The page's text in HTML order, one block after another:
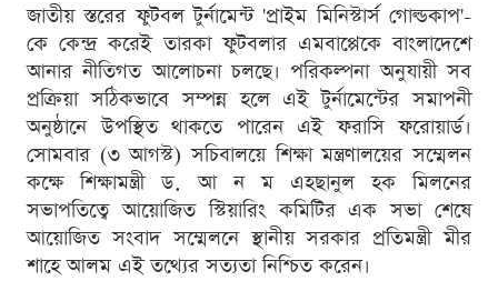
জাতীয় স্তরের ফুটবল টুর্নামেন্ট 'প্রাইম মিনিস্টার্স গোল্ডকাপ'-
কে কেন্দ্র করেই তারকা ফুটবলার এমবাপ্পেকে বাংলাদেশে
আনার নীতিগত আলোচনা চলছে। পরিকল্পনা অনুযায়ী সব
প্রক্রিয়া সঠিকভাবে সম্পন্ন হলে এই টুর্নামেন্টের সমাপনী
অনুষ্ঠানে উপস্থিত থাকতে পারেন এই ফরাসি ফরোয়ার্ড।
সোমবার (৩ আগস্ট) সচিবালয়ে শিক্ষা মন্ত্রণালয়ের সম্মেলন
কক্ষে শিক্ষামন্ত্রী ড. আ ন ম এহছানুল হক মিলনের
সভাপতিত্বে আয়োজিত স্টিয়ারিং কমিটির এক সভা শেষে
আয়োজিত সংবাদ সম্মেলনে স্থানীয় সরকার প্রতিমন্ত্রী মীর
শাহে আলম এই তথ্যের সত্যতা নিশ্চিত করেন।